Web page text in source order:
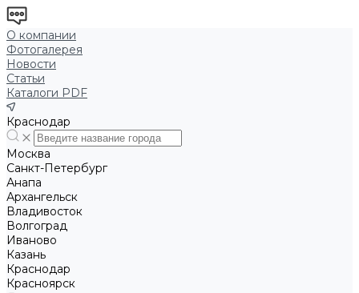
О компании
Фотогалерея
Новости
Статьи
Каталоги PDF
Краснодар
Москва
Санкт-Петербург
Анапа
Архангельск
Владивосток
Волгоград
Иваново
Казань
Краснодар
Красноярск